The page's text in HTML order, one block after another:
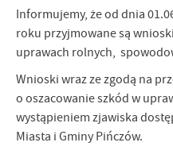
Informujemy, że od dnia
roku przyjmowane są
uprawach rolnych,
Wnioski wraz ze zgodą na
o oszacowanie szkód w
wystąpieniem zjawiska
Miasta i Gminy Pińczów.
internetowej, miejsca oraz
pozwalają nam na ocenę
użytkowników. Zgromadzone
zgody na analityczne pliki
Reklamowe
Dzięki reklamowym plikom
stronach naszych partnerów.
Promocyjne pliki cookies
Twoich upodobań oraz Twoich
promocyjne mogą pojawić się
Więcej